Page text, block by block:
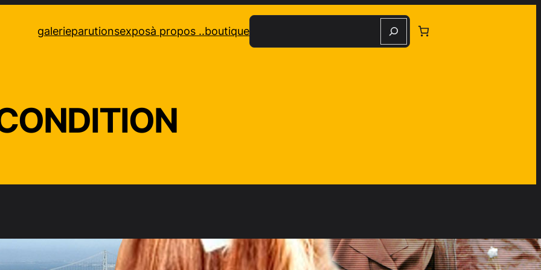
galerieparutionsexposà propos ..boutique
Recherche